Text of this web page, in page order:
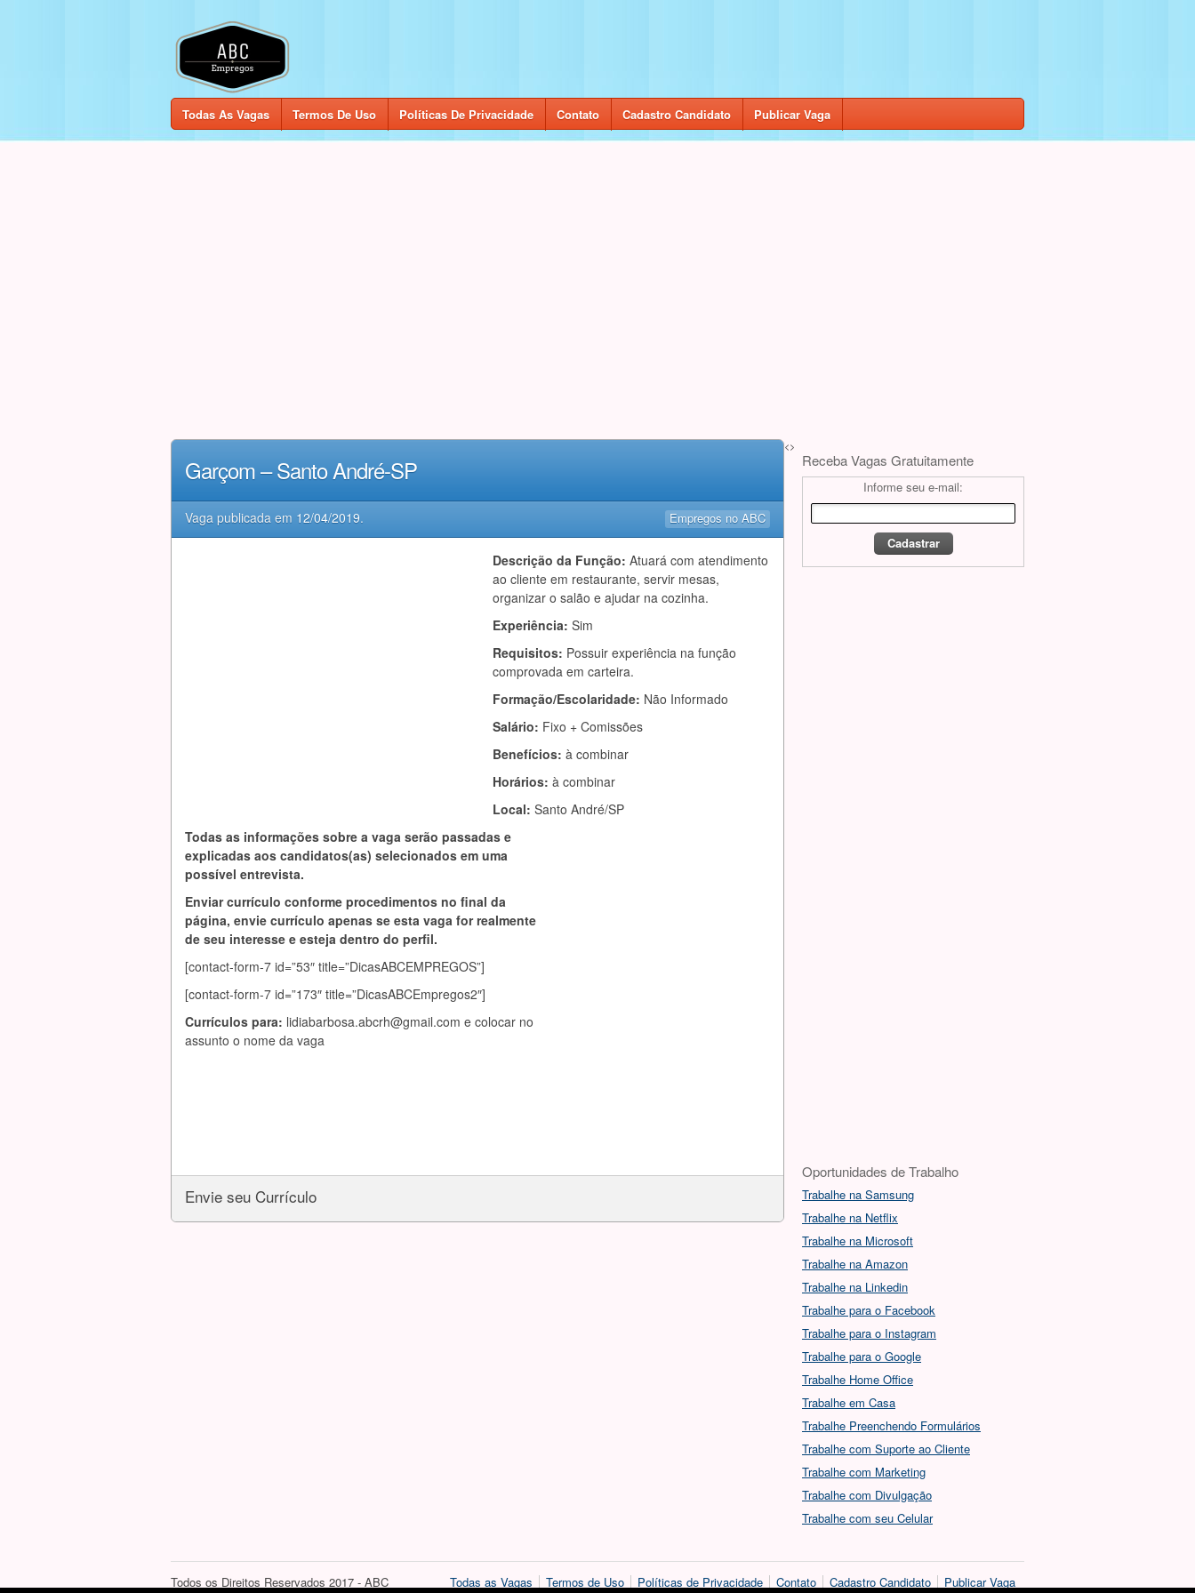
Todas As Vagas Termos De Uso Políticas De Privacidade Contato Cadastro Candidato Publicar Vaga
<>
Garçom – Santo André-SP
Empregos no ABC
Vaga publicada em 12/04/2019.
Descrição da Função: Atuará com atendimento
ao cliente em restaurante, servir mesas,
organizar o salão e ajudar na cozinha.
Experiência: Sim
Requisitos: Possuir experiência na função
comprovada em carteira.
Formação/Escolaridade: Não Informado
Salário: Fixo + Comissões
Benefícios: à combinar
Horários: à combinar
Local: Santo André/SP
Todas as informações sobre a vaga serão passadas e
explicadas aos candidatos(as) selecionados em uma
possível entrevista.
Enviar currículo conforme procedimentos no final da
página, envie currículo apenas se esta vaga for realmente
de seu interesse e esteja dentro do perfil.
[contact-form-7 id=”53″ title=”DicasABCEMPREGOS”]
[contact-form-7 id=”173″ title=”DicasABCEmpregos2″]
Currículos para: lidiabarbosa.abcrh@gmail.com e colocar no
assunto o nome da vaga
Envie seu Currículo
Receba Vagas Gratuitamente
Informe seu e-mail:
Oportunidades de Trabalho
Trabalhe na Samsung
Trabalhe na Netflix
Trabalhe na Microsoft
Trabalhe na Amazon
Trabalhe na Linkedin
Trabalhe para o Facebook
Trabalhe para o Instagram
Trabalhe para o Google
Trabalhe Home Office
Trabalhe em Casa
Trabalhe Preenchendo Formulários
Trabalhe com Suporte ao Cliente
Trabalhe com Marketing
Trabalhe com Divulgação
Trabalhe com seu Celular
Todas as Vagas Termos de Uso Políticas de Privacidade Contato Cadastro Candidato Publicar Vaga
Todos os Direitos Reservados 2017 - ABC